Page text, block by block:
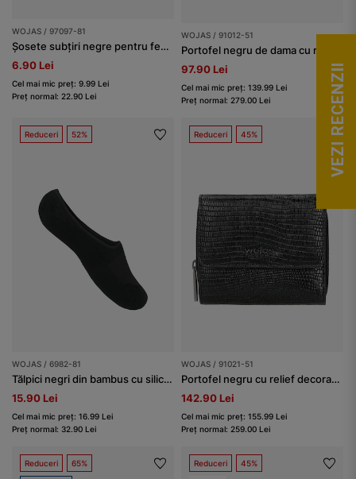
WOJAS / 97097-81
Șosete subțiri negre pentru femei
6.90 Lei
Cel mai mic preț: 9.99 Lei
Preț normal: 22.90 Lei
WOJAS / 91012-51
97.90 Lei
Cel mai mic preț: 139.99 Lei
Preț normal: 279.00 Lei
Reduceri 52%
WOJAS / 6982-81
Tălpici negri din bambus cu silicon pe călcâi ideale pentru mocasini
15.90 Lei
Cel mai mic preț: 16.99 Lei
Preț normal: 32.90 Lei
Reduceri 45%
WOJAS / 91021-51
Portofel negru cu relief decorativ damă
142.90 Lei
Cel mai mic preț: 155.99 Lei
Preț normal: 259.00 Lei
Reduceri 65% Reduceri 45%
VEZI RECENZII